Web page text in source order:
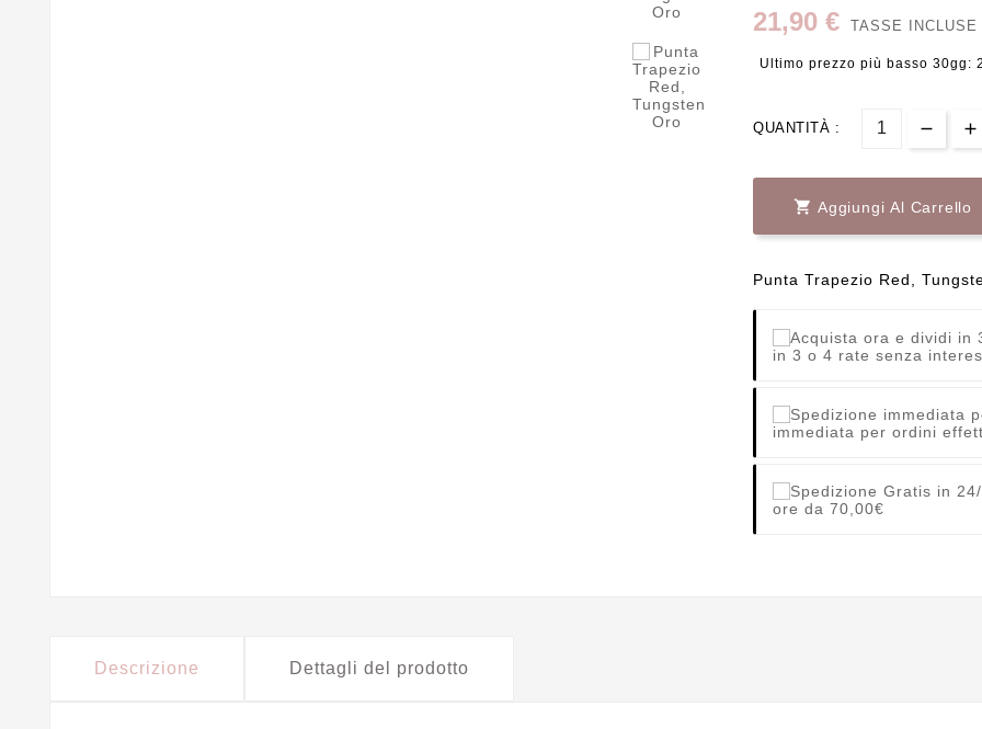
21,90 € TASSE INCLUSE
Ultimo prezzo più basso 30gg:
QUANTITÀ :
 Aggiungi Al Carrello
Punta Trapezio Red,
in 3 o 4 rate senza
immediata per ordini
ore da 70,00€
Descrizione Dettagli del prodotto